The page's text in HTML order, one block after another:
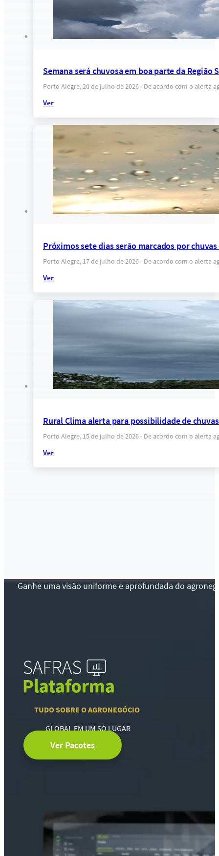
Semana será chuvosa em boa parte da Região
Porto Alegre, 20 de julho de 2026 - De acordo com o alerta
Ver
Próximos sete dias serão marcados por
Porto Alegre, 17 de julho de 2026 - De acordo com o alerta
Ver
Rural Clima alerta para possibilidade de
Porto Alegre, 15 de julho de 2026 - De acordo com o alerta
Ver
Ganhe uma visão uniforme e aprofundada do
TUDO SOBRE O AGRONEGÓCIO
GLOBAL EM UM SÓ LUGAR
Ver Pacotes